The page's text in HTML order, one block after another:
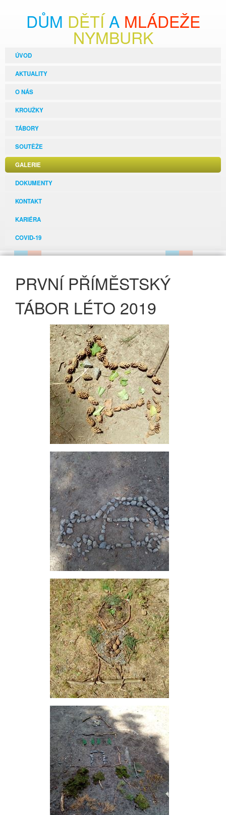
DŮM DĚTÍ A MLÁDEŽE
NYMBURK
ÚVOD
AKTUALITY
O NÁS
KROUŽKY
TÁBORY
SOUTĚŽE
GALERIE
DOKUMENTY
KONTAKT
KARIÉRA
COVID-19
PRVNÍ PŘÍMĚSTSKÝ
TÁBOR LÉTO 2019